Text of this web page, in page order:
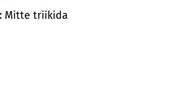
Mitte triikida